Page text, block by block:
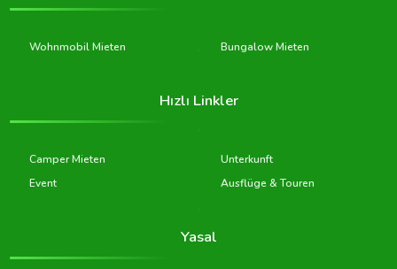
Wohnmobil Mieten Bungalow Mieten
Hızlı Linkler
Camper Mieten
Unterkunft
Event
Ausflüge & Touren
Yasal